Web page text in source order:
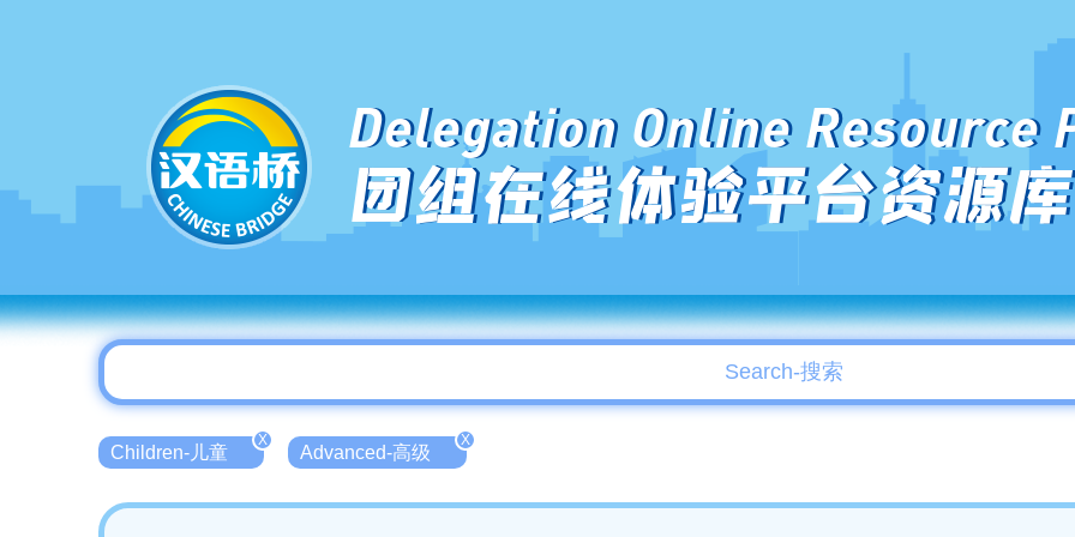
Delegation Online Resource
团组在线体验平台资源库
Children-儿童
X
Advanced-高级
X